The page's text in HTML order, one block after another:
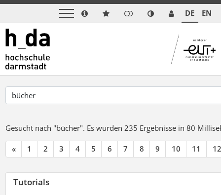
DE EN
Gesucht nach "bücher". Es wurden 235 Ergebnisse in 80
« 1 2 3 4 5 6 7 8 9 10 11 12
Tutorials